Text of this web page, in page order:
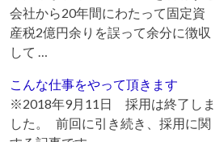
会社から20年間にわたって固定資
産税2億円余りを誤って余分に徴収
して …
こんな仕事をやって頂きます
※2018年9月11日 採用は終了しま
した。 前回に引き続き、採用に関